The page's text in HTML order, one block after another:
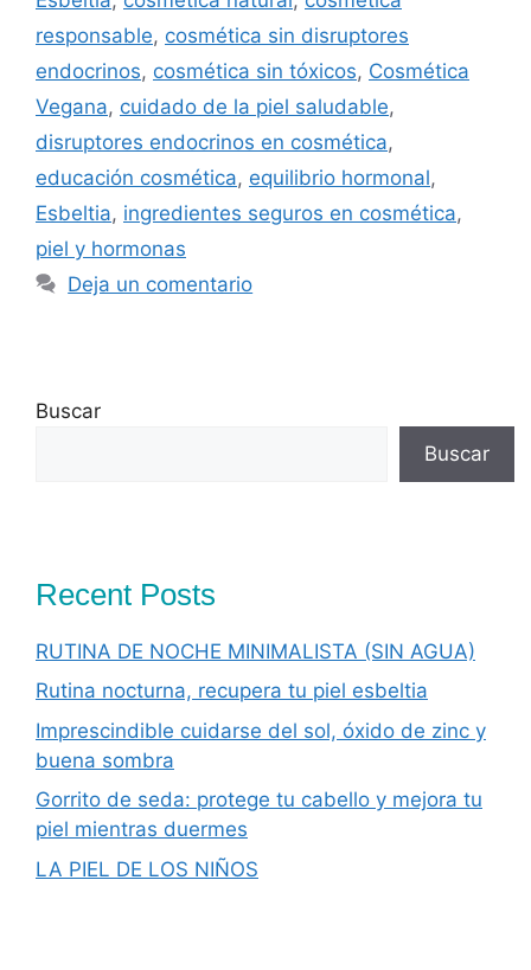
responsable, cosmética sin disruptores
endocrinos, cosmética sin tóxicos, Cosmética
Vegana, cuidado de la piel saludable,
disruptores endocrinos en cosmética,
educación cosmética, equilibrio hormonal,
Esbeltia, ingredientes seguros en cosmética,
piel y hormonas
Deja un comentario
Buscar
Buscar
Recent Posts
RUTINA DE NOCHE MINIMALISTA (SIN AGUA)
Rutina nocturna, recupera tu piel esbeltia
Imprescindible cuidarse del sol, óxido de zinc y
buena sombra
Gorrito de seda: protege tu cabello y mejora tu
piel mientras duermes
LA PIEL DE LOS NIÑOS